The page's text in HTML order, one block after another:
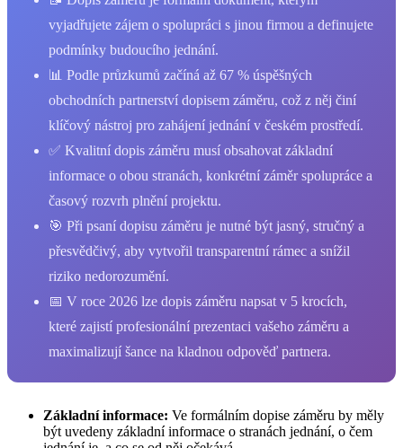
vyjadřujete zájem o spolupráci s jinou firmou a definujete
podmínky budoucího jednání.
📊 Podle průzkumů začíná až 67 % úspěšných
obchodních partnerství dopisem záměru, což z něj činí
klíčový nástroj pro zahájení jednání v českém prostředí.
✅ Kvalitní dopis záměru musí obsahovat základní
informace o obou stranách, konkrétní záměr spolupráce a
časový rozvrh plnění projektu.
🎯 Při psaní dopisu záměru je nutné být jasný, stručný a
přesvědčivý, aby vytvořil transparentní rámec a snížil
riziko nedorozumění.
📅 V roce 2026 lze dopis záměru napsat v 5 krocích,
které zajistí profesionální prezentaci vašeho záměru a
maximalizují šance na kladnou odpověď partnera.
Základní informace: Ve formálním dopise záměru by měly
být uvedeny základní informace o stranách jednání, o čem